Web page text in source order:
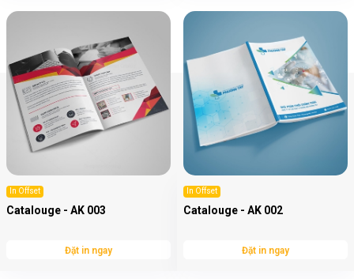
In Offset
Catalouge - AK 003
Đặt in ngay
In Offset
Catalouge - AK 002
Đặt in ngay